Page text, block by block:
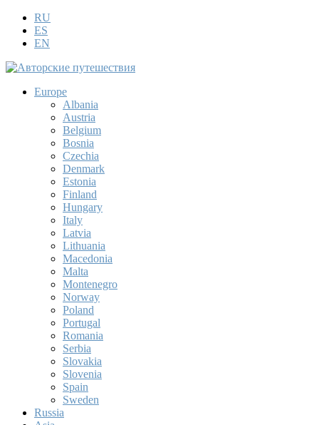
RU
ES
EN
Europe
Albania
Austria
Belgium
Bosnia
Czechia
Denmark
Estonia
Finland
Hungary
Italy
Latvia
Lithuania
Macedonia
Malta
Montenegro
Norway
Poland
Portugal
Romania
Serbia
Slovakia
Slovenia
Spain
Sweden
Russia